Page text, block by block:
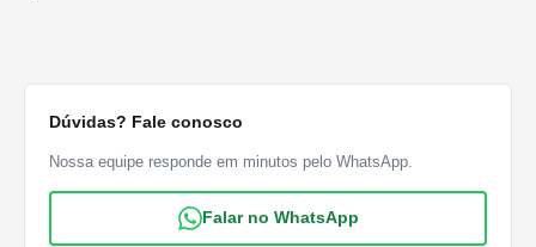
Dúvidas? Fale conosco
Nossa equipe responde em minutos pelo WhatsApp.
Falar no WhatsApp